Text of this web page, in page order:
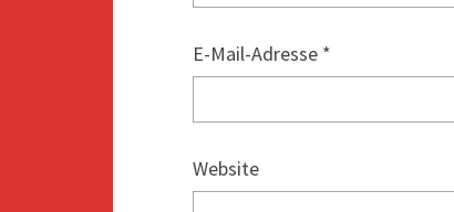
E-Mail-Adresse *
Website